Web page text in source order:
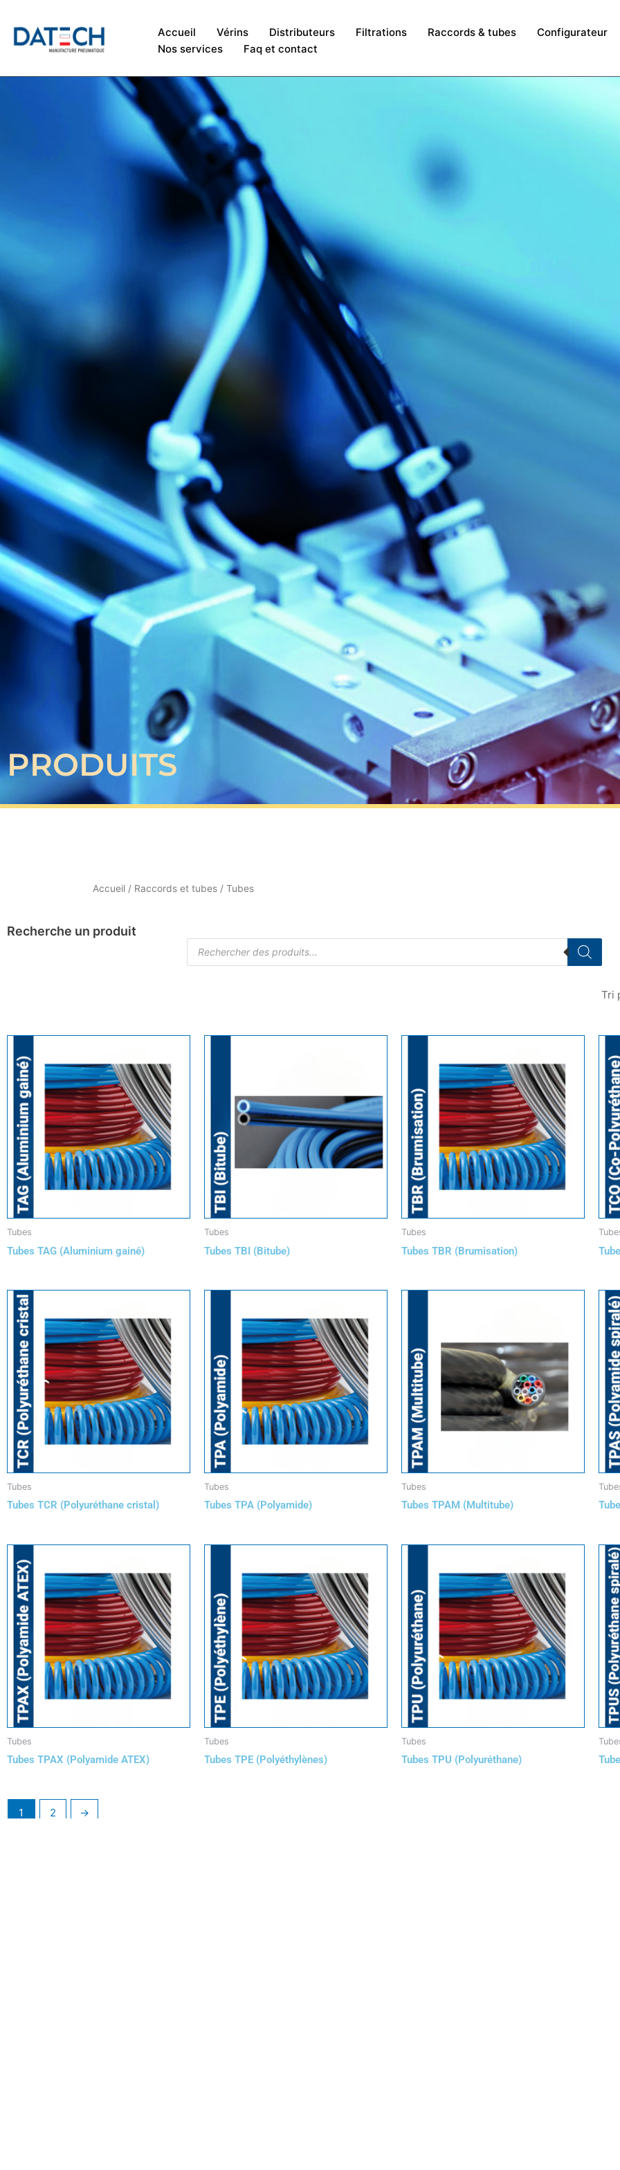
Accueil Vérins Distributeurs Filtrations Raccords & tubes
Configurateur
Nos services
Faq et contact
PRODUITS
Accueil / Raccords et tubes / Tubes
Recherche un produit
Tubes
Tubes TAG (Aluminium gainé)
Tubes
Tubes TBI (Bitube)
Tubes
Tubes TBR (Brumisation)
Tubes
Tubes TCR (Polyuréthane cristal)
Tubes
Tubes TPA (Polyamide)
Tubes
Tubes TPAM (Multitube)
Tubes
Tubes TPAX (Polyamide ATEX)
Tubes
Tubes TPE (Polyéthylènes)
Tubes
Tubes TPU (Polyuréthane)
1 2 →